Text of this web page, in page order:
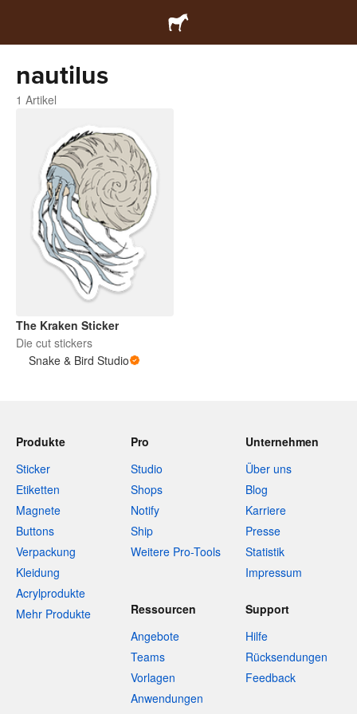
nautilus
1 Artikel
The Kraken Sticker
Die cut stickers
Snake & Bird Studio
Produkte
Sticker
Etiketten
Magnete
Buttons
Verpackung
Kleidung
Acrylprodukte
Mehr Produkte
Pro
Studio
Shops
Notify
Ship
Weitere Pro-Tools
Unternehmen
Über uns
Blog
Karriere
Presse
Statistik
Impressum
Ressourcen
Angebote
Teams
Vorlagen
Anwendungen
Support
Hilfe
Rücksendungen
Feedback